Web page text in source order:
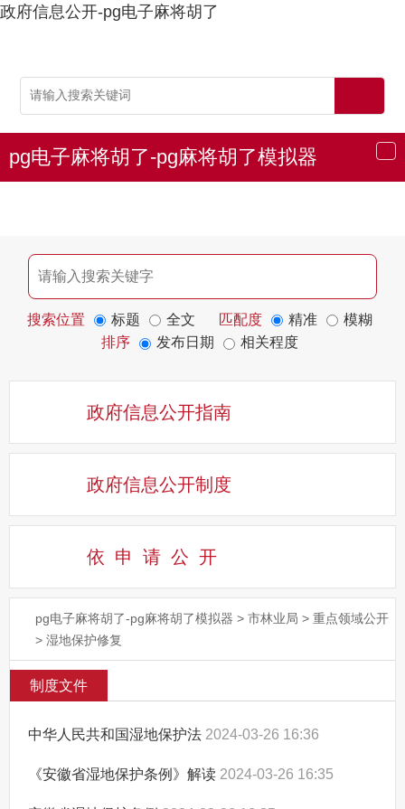
政府信息公开-pg电子麻将胡了
导
航
pg电子麻将胡了-pg麻将胡了模拟器
搜索位置 标题 全文 匹配度 精准
模糊
排序
发布日期 相关程度
政府信息公开指南
政府信息公开制度
依申请公 开
pg电子麻将胡了-pg麻将胡了模拟器 > 市林业局 > 重点领域公开
> 湿地保护修复
制度文件
中华人民共和国湿地保护法 2024-03-26 16:36
《安徽省湿地保护条例》解读 2024-03-26 16:35